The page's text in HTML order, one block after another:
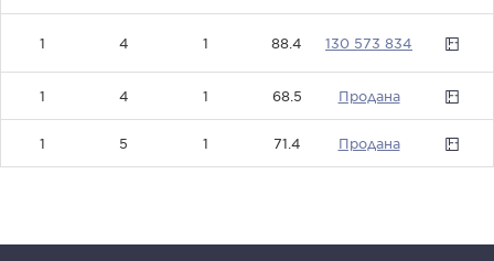
1 4 1 88.4 13057383
4
1 4 1 68.5 0
1 5 1 71.4 0